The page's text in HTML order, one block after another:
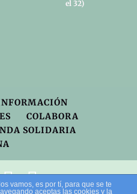
COLABORA
SOLIDARIA
vamos, es por tí, para que se te
aceptas las cookies y la